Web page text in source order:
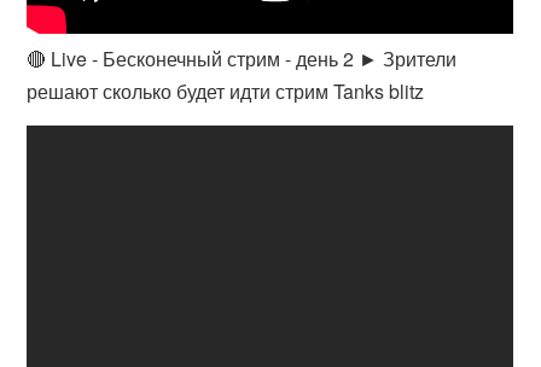
🔴 Live - Бесконечный стрим - день 2 ► Зрители
решают сколько будет идти стрим Tanks blitz